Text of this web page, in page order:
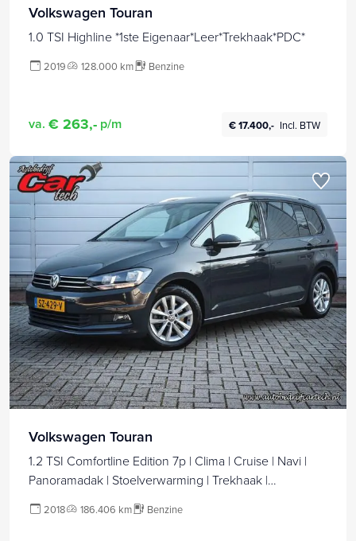
Volkswagen Touran
1.0 TSI Highline *1ste Eigenaar*Leer*Trekhaak*PDC*
2019 128.000 km Benzine
va. € 263,- p/m € 17.400,- Incl. BTW
Volkswagen Touran
1.2 TSI Comfortline Edition 7p | Clima | Cruise | Navi |
Panoramadak | Stoelverwarming | Trekhaak |
2018 186.406 km Benzine